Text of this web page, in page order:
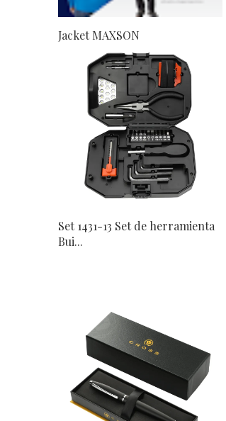
Jacket MAXSON
Set 1431-13 Set de herramienta
Bui...